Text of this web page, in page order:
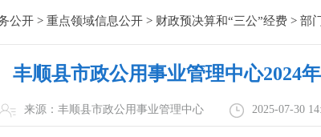
公开 > 重点领域信息公开 > 财政预决算和“三公”经费 > 部
丰顺县市政公用事业管理中心2024
来源：​丰顺县市政公用事业管理中心 2025-07-30